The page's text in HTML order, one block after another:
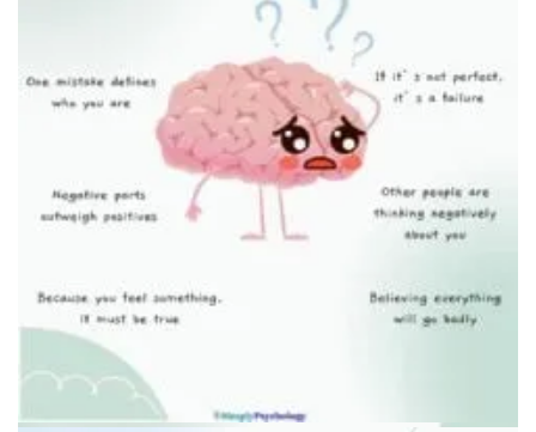
Спокойствие после преодоления страха
Метафора эмоциональных костылей